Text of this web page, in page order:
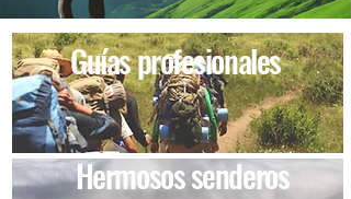
Guías profesionales
Hermosos senderos